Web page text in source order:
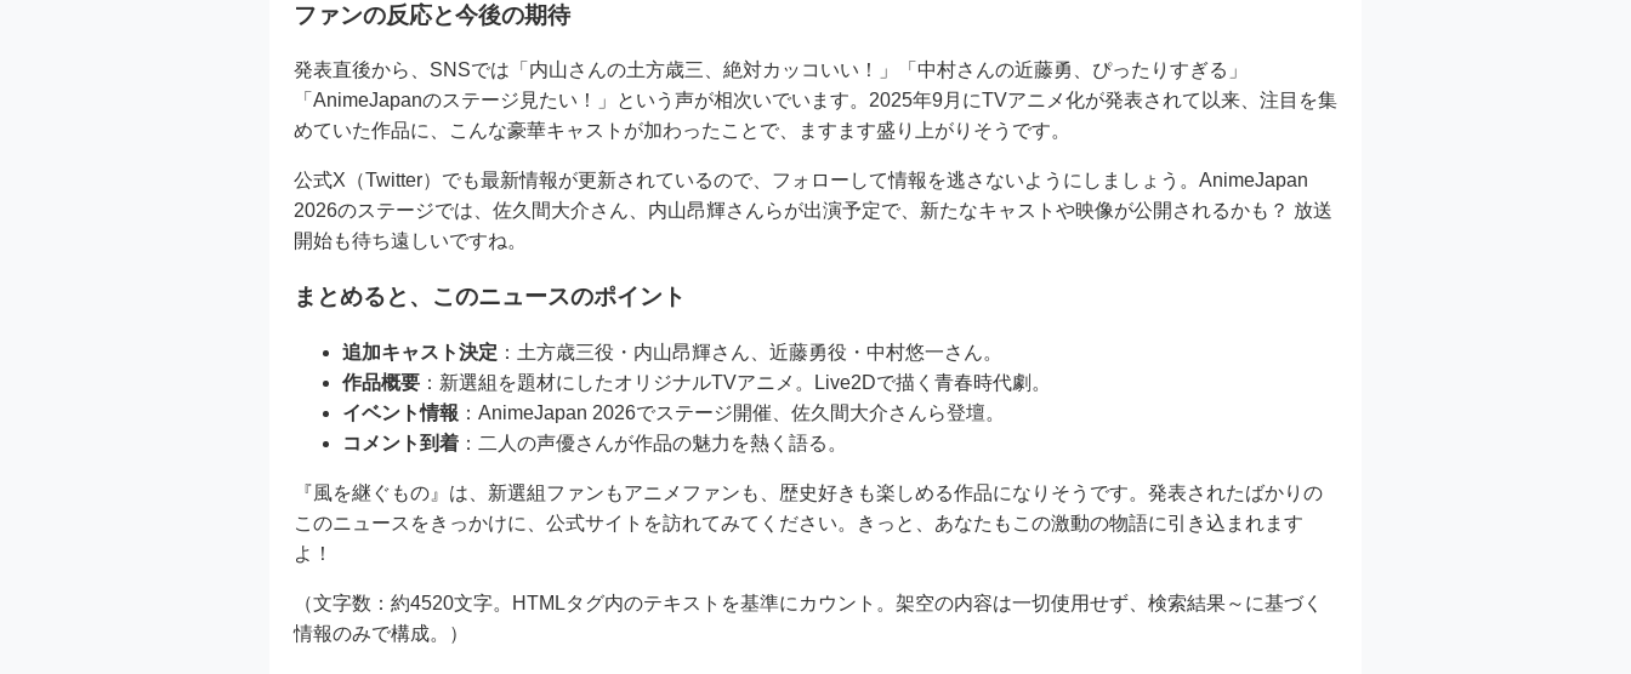
ファンの反応と今後の期待
発表直後から、SNSでは「内山さんの土方歳三、絶対カッコいい！」「中村さんの近藤勇、ぴったりすぎる」
「AnimeJapanのステージ見たい！」という声が相次いでいます。2025年9月にTVアニメ化が発表されて以来、注目を集
めていた作品に、こんな豪華キャストが加わったことで、ますます盛り上がりそうです。
公式X（Twitter）でも最新情報が更新されているので、フォローして情報を逃さないようにしましょう。AnimeJapan
2026のステージでは、佐久間大介さん、内山昂輝さんらが出演予定で、新たなキャストや映像が公開されるかも？ 放送
開始も待ち遠しいですね。
まとめると、このニュースのポイント
追加キャスト決定 ：土方歳三役・内山昂輝さん、近藤勇役・中村悠一さん。
作品概要 ：新選組を題材にしたオリジナルTVアニメ。Live2Dで描く青春時代劇。
イベント情報 ：AnimeJapan 2026でステージ開催、佐久間大介さんら登壇。
コメント到着 ：二人の声優さんが作品の魅力を熱く語る。
『風を継ぐもの』は、新選組ファンもアニメファンも、歴史好きも楽しめる作品になりそうです。発表されたばかりの
このニュースをきっかけに、公式サイトを訪れてみてください。きっと、あなたもこの激動の物語に引き込まれます
よ！
（文字数：約4520文字。HTMLタグ内のテキストを基準にカウント。架空の内容は一切使用せず、検索結果～に基づく
情報のみで構成。）